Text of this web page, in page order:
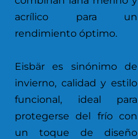
acrílico para un
rendimiento óptimo.
Eisbär es sinónimo de
invierno, calidad y estilo
funcional, ideal para
protegerse del frío con
un toque de diseño